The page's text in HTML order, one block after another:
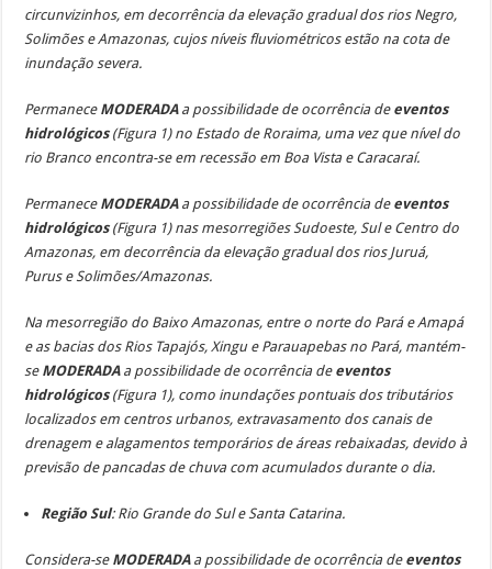
circunvizinhos, em decorrência da elevação gradual dos rios Negro,
Solimões e Amazonas, cujos níveis fluviométricos estão na cota de
inundação severa.
Permanece MODERADAa possibilidade de ocorrência de eventos
hidrológicos(Figura 1) no Estado de Roraima, uma vez que nível do
rio Branco encontra-se em recessão em Boa Vista e Caracaraí.
Permanece MODERADAa possibilidade de ocorrência de eventos
hidrológicos(Figura 1) nas mesorregiões Sudoeste, Sul e Centro do
Amazonas, em decorrência da elevação gradual dos rios Juruá,
Purus e Solimões/Amazonas.
Na mesorregião do Baixo Amazonas, entre o norte do Pará e Amapá
e as bacias dos Rios Tapajós, Xingu e Parauapebas no Pará, mantém-
se MODERADAa possibilidade de ocorrência de eventos
hidrológicos(Figura 1), como inundações pontuais dos tributários
localizados em centros urbanos, extravasamento dos canais de
drenagem e alagamentos temporários de áreas rebaixadas, devido à
previsão de pancadas de chuva com acumulados durante o dia.
Região Sul: Rio Grande do Sul e Santa Catarina.
Considera-se MODERADA a possibilidade de ocorrência de eventos